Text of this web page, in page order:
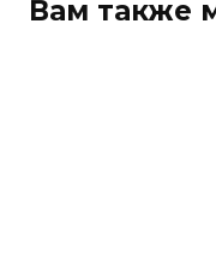
Вам также